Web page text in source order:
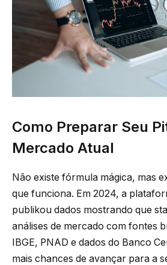
Como Preparar Seu
Mercado Atual
Não existe fórmula mágica, mas
que funciona. Em 2024, a
publikou dados mostrando que
análises de mercado com fontes
IBGE, PNAD e dados do Banco
mais chances de avançar para a